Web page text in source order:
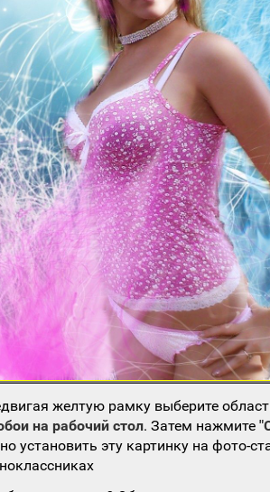
желтую рамку выберите
на рабочий стол. Затем нажмите
установить эту картинку на фото-